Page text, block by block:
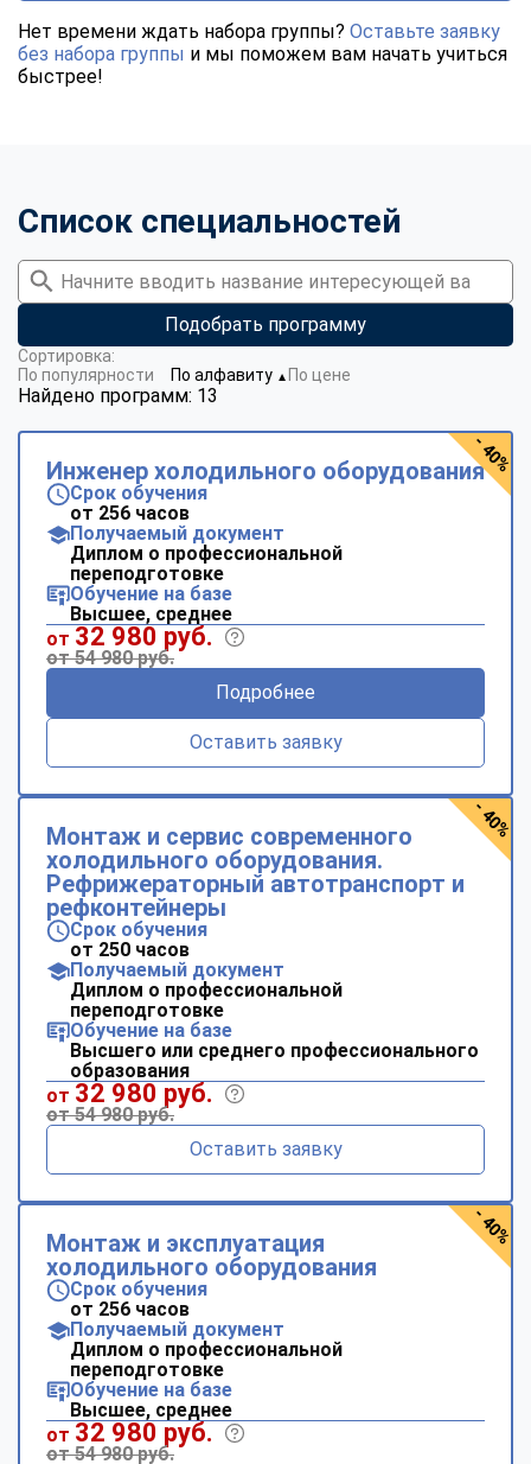
Нет времени ждать набора группы? Оставьте заявку
без набора группы и мы поможем вам начать учиться
быстрее!
Список специальностей
Подобрать программу
Найдено программ: 13
Сортировка:
По популярности
По алфавиту ▼ По цене
Инженер холодильного оборудования
Срок обучения
от 256 часов
Получаемый документ
Диплом о профессиональной
переподготовке
Обучение на базе
Высшее, среднее
от 32 980 руб.
от 54 980 руб.
Подробнее
Оставить заявку
- 40%
Монтаж и сервис современного
холодильного оборудования.
Рефрижераторный автотранспорт и
рефконтейнеры
Срок обучения
от 250 часов
Получаемый документ
Диплом о профессиональной
переподготовке
Обучение на базе
Высшего или среднего профессионального
образования
от 32 980 руб.
от 54 980 руб.
Оставить заявку
- 40%
Монтаж и эксплуатация
холодильного оборудования
Срок обучения
от 256 часов
Получаемый документ
Диплом о профессиональной
переподготовке
Обучение на базе
Высшее, среднее
от 32 980 руб.
от 54 980 руб.
- 40%